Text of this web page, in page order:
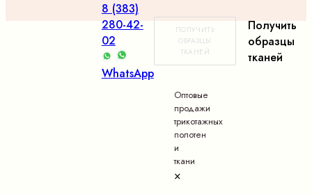
8 (383)
280-42-
02
WhatsApp
ПОЛУЧИТЬ
ОБРАЗЦЫ
ТКАНЕЙ
Получить
образцы
тканей
Оптовые
продажи
трикотажных
полотен
и
ткани
×